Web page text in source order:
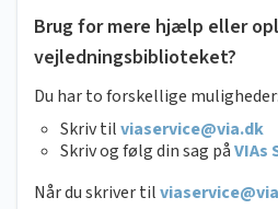
Brug for mere hjælp eller
vejledningsbiblioteket?
Du har to forskellige muligheder:
Skriv tilviaservice@via.dk
Skriv og følg din sag påVIAs
Når du skriver til